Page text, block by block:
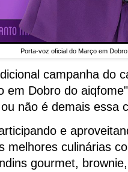
Porta-voz oficial do Março em
campanha do
em Dobro do
não é demais essa
e
melhores culinárias
gourmet,